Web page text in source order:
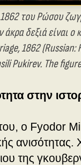
του Ρώσου
δεξιά είναι
1862
Pukirev. The
στην
ο Fyodor
της